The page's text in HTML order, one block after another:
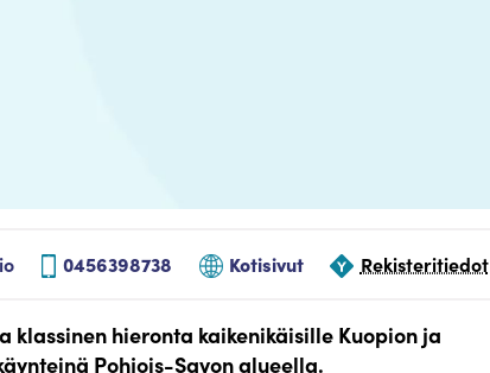
0456398738 Kotisivut Rekisteritiedot
klassinen hieronta kaikenikäisille Kuopion ja
Pohjois-Savon alueella.